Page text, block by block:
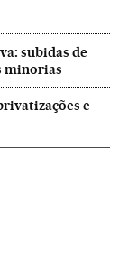
subidas de
minorias
e